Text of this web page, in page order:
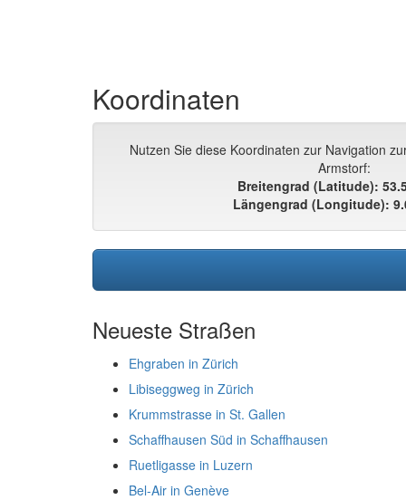
Koordinaten
Nutzen Sie diese Koordinaten zur Navigation
Armstorf:
Breitengrad (Latitude):
Längengrad (Longitude):
Neueste Straßen
Ehgraben in Zürich
Libiseggweg in Zürich
Krummstrasse in St. Gallen
Schaffhausen Süd in Schaffhausen
Ruetligasse in Luzern
Bel-Air in Genève